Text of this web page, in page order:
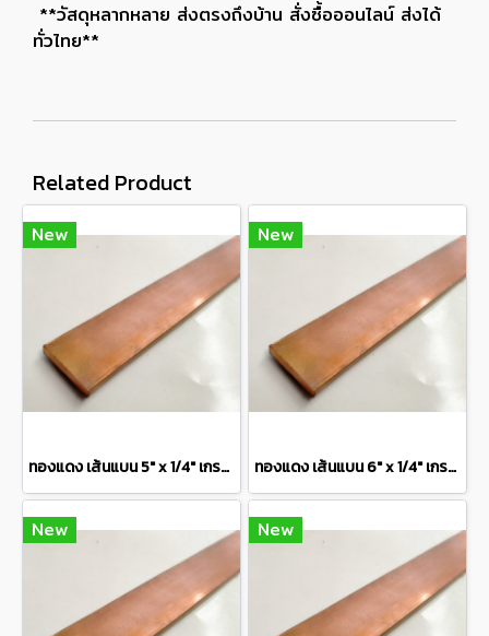
**วัสดุหลากหลาย ส่งตรงถึงบ้าน สั่งซื้อออนไลน์ ส่งได้
ทั่วไทย**
Related Product
New
ทองแดง เส้นแบน 5" x 1/4" เกรด C1100 Copper Flat Bar แบ่งขายความยาว 10 เซนติเมตร
New
ทองแดง เส้นแบน 6" x 1/4" เกรด C1100 Copper Flat Bar แบ่งขายความยาว 10 เซนติเมตร
New New